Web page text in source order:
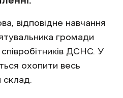
відповідне навчання
громади
ДСНС. У
охопити весь
склад.